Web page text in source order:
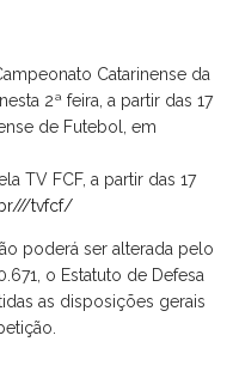
Catarinense da
2ª feira, a partir das 17
de Futebol, em
TV FCF, a partir das 17
tvfcf/
poderá ser alterada pelo
o Estatuto de Defesa
as disposições gerais